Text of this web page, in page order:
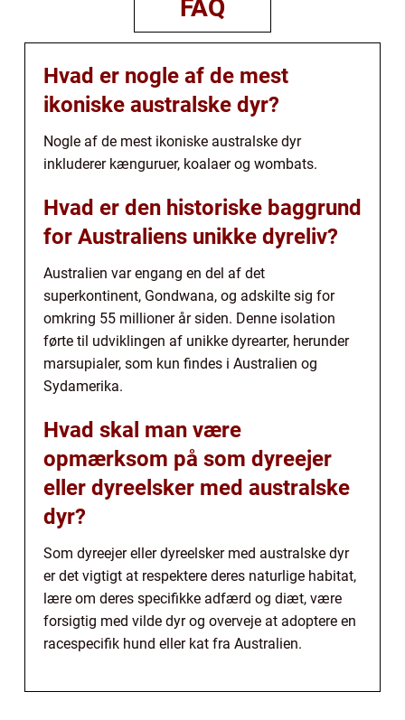
FAQ
Hvad er nogle af de mest
ikoniske australske dyr?
Nogle af de mest ikoniske australske dyr
inkluderer kænguruer, koalaer og wombats.
Hvad er den historiske baggrund
for Australiens unikke dyreliv?
Australien var engang en del af det
superkontinent, Gondwana, og adskilte sig for
omkring 55 millioner år siden. Denne isolation
førte til udviklingen af unikke dyrearter, herunder
marsupialer, som kun findes i Australien og
Sydamerika.
Hvad skal man være
opmærksom på som dyreejer
eller dyreelsker med australske
dyr?
Som dyreejer eller dyreelsker med australske dyr
er det vigtigt at respektere deres naturlige habitat,
lære om deres specifikke adfærd og diæt, være
forsigtig med vilde dyr og overveje at adoptere en
racespecifik hund eller kat fra Australien.